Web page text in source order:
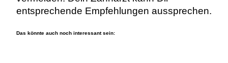
entsprechende Empfehlungen aussprechen.
Das könnte auch noch interessant sein: